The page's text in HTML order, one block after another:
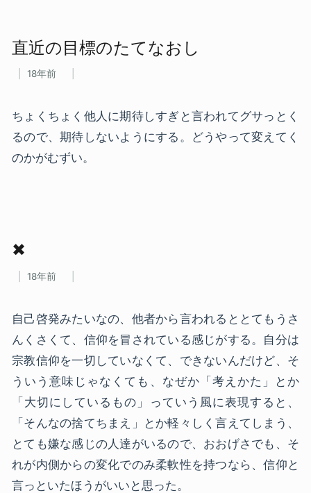
直近の​目標の​たてな​おし
18年前
ちょくちょく他人に期待しすぎと言われてグサっとく
るので、期待しないようにする。どうやって変えてく
のかがむずい。
✖
18年前
自己啓発みたいなの、他者から言われるととてもうさ
んくさくて、信仰を冒されている感じがする。自分は
宗教信仰を一切していなくて、できないんだけど、そ
ういう意味じゃなくても、なぜか「考えかた」とか
「大切にしているもの」っていう風に表現すると、
「そんなの捨てちまえ」とか軽々しく言えてしまう、
とても嫌な感じの人達がいるので、おおげさでも、そ
れが内側からの変化でのみ柔軟性を持つなら、信仰と
言っといたほうがいいと思った。